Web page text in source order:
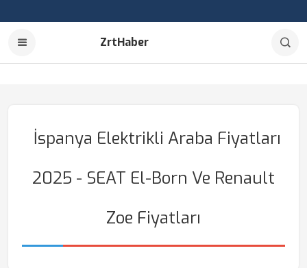
ZrtHaber
İspanya Elektrikli Araba Fiyatları
2025 - SEAT El-Born Ve Renault
Zoe Fiyatları